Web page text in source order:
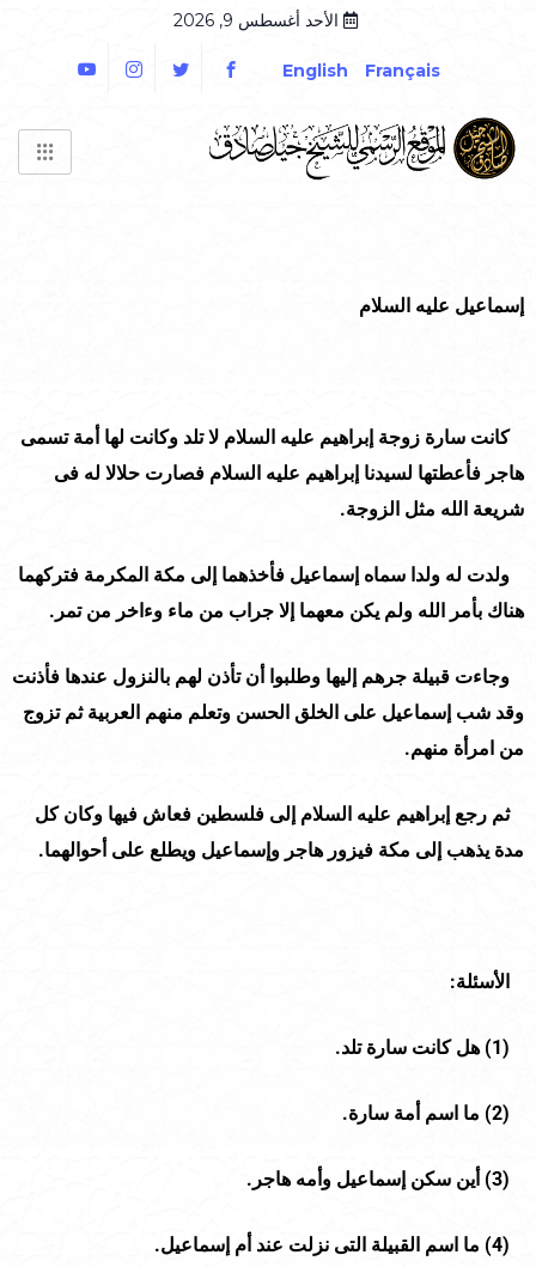
الأحد أغسطس 9, 2026
Français
English
إسماعيل عليه السلام
كانت سارة زوجة إبراهيم عليه السلام لا تلد وكانت لها أمة تسمى
هاجر فأعطتها لسيدنا إبراهيم عليه السلام فصارت حلالا له فى
شريعة الله مثل الزوجة.
ولدت له ولدا سماه إسماعيل فأخذهما إلى مكة المكرمة فتركهما
هناك بأمر الله ولم يكن معهما إلا جراب من ماء وءاخر من تمر.
وجاءت قبيلة جرهم إليها وطلبوا أن تأذن لهم بالنزول عندها فأذنت
وقد شب إسماعيل على الخلق الحسن وتعلم منهم العربية ثم تزوج
من امرأة منهم.
ثم رجع إبراهيم عليه السلام إلى فلسطين فعاش فيها وكان كل
مدة يذهب إلى مكة فيزور هاجر وإسماعيل ويطلع على أحوالهما.
الأسئلة:
(
1) هل كانت سارة تلد.
(
2) ما اسم أمة سارة.
(
3) أين سكن إسماعيل وأمه هاجر.
(
4) ما اسم القبيلة التى نزلت عند أم إسماعيل.